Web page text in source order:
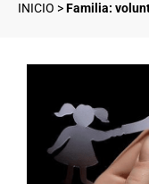
INICIO >Familia: